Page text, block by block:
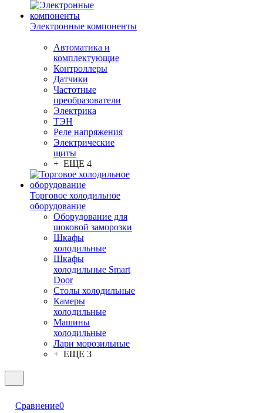
Электронные компоненты
Автоматика и
комплектующие
Контроллеры
Датчики
Частотные
преобразователи
Электрика
ТЭН
Реле напряжения
Электрические
щиты
+ ЕЩЕ 4
Торговое холодильное
оборудование
Оборудование для
шоковой заморозки
Шкафы
холодильные
Шкафы
холодильные Smart
Door
Столы холодильные
Камеры
холодильные
Машины
холодильные
Лари морозильные
+ ЕЩЕ 3
Сравнение0